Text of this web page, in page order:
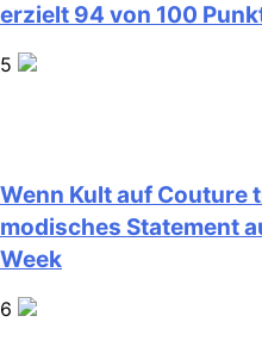
erzielt 94 von 100
5
Wenn Kult auf
modisches Statement
Week
6